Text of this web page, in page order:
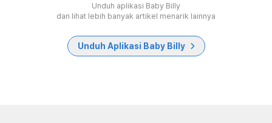
Unduh aplikasi Baby Billy
dan lihat lebih banyak artikel menarik lainnya
Unduh Aplikasi Baby Billy